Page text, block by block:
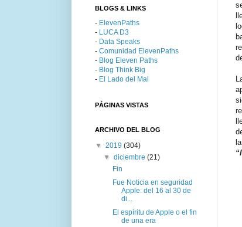
BLOGS & LINKS
- ElevenPaths
- LUCA D3
- Data Speaks
- Comunidad ElevenPaths
- Blog Eleven Paths
- Blog Think Big
- El Lado del Mal
PÁGINAS VISTAS
ARCHIVO DEL BLOG
▼ 2019 (304)
▼diciembre(21)
Fin
Fue Noticia en seguridad
Apple: del 16 al 30 de
di...
El espíritu de Apple o el fin
de una era